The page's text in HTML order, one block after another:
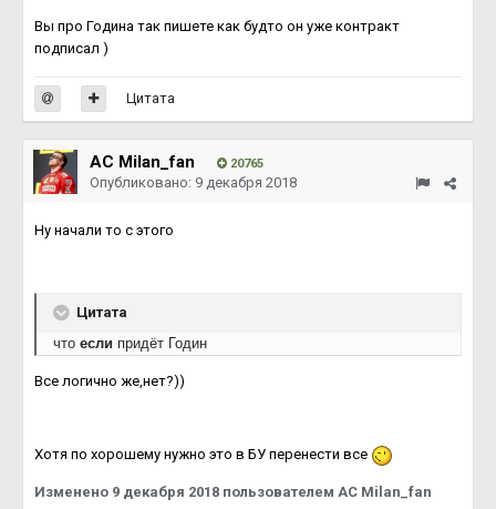
Вы про Година так пишете как будто он уже контракт
подписал )
Цитата
AC Milan_fan 20765
Опубликовано: 9 декабря 2018
Ну начали то с этого
Цитата
что если придёт Годин
Все логично же,нет?))
Хотя по хорошему нужно это в БУ перенести все
Изменено 9 декабря 2018 пользователем AC Milan_fan